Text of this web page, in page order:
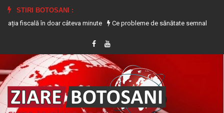
STIRI BOTOSANI :
în doar câteva minute
Ce probleme de sănătate semnalează